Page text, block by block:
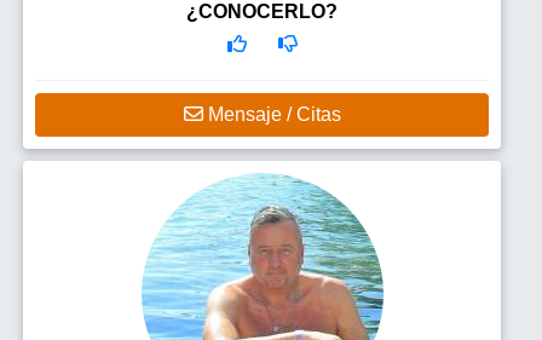
¿CONOCERLO?
Mensaje / Citas